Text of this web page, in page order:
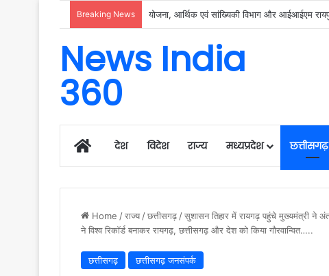
Breaking News रायगढ़ में विकास को मिल रही नई रफ्तार, हर क्षेत्र में
News India
360
Homeदेश विदेश राज्य मध्यप्रदेश छत्तीसगढ़
Home /राज्य /छत्तीसगढ़ /सुशासन तिहार में रायगढ़ पहुंचे मुख्यमंत्री ने
ने विश्व रिकॉर्ड बनाकर रायगढ़, छत्तीसगढ़ और देश को किया गौरवान्वित…..
छत्तीसगढ़ छत्तीसगढ़ जनसंपर्क